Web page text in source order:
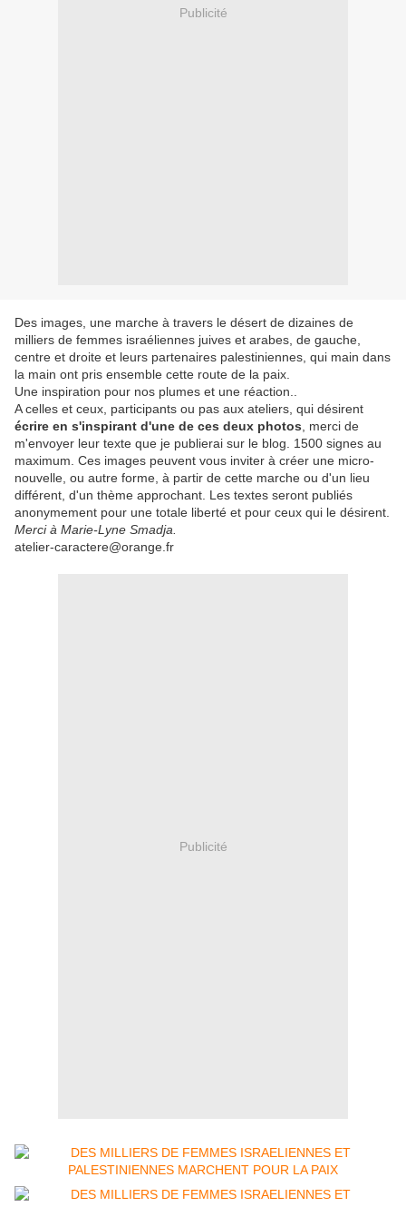
Publicité
Des images, une marche à travers le désert de dizaines de
milliers de femmes israéliennes juives et arabes, de gauche,
centre et droite et leurs partenaires palestiniennes, qui main dans
la main ont pris ensemble cette route de la paix.
Une inspiration pour nos plumes et une réaction..
A celles et ceux, participants ou pas aux ateliers, qui désirent
écrire en s'inspirant d'une de ces deux photos , merci de
m'envoyer leur texte que je publierai sur le blog. 1500 signes au
maximum. Ces images peuvent vous inviter à créer une micro-
nouvelle, ou autre forme, à partir de cette marche ou d'un lieu
différent, d'un thème approchant. Les textes seront publiés
anonymement pour une totale liberté et pour ceux qui le désirent.
Merci à Marie-Lyne Smadja.
atelier-caractere@orange.fr
Publicité